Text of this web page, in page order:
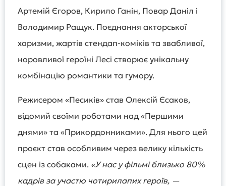
Артемій Єгоров, Кирило Ганін, Повар Даніл і
Володимир Ращук. Поєднання акторської
харизми, жартів стендап-коміків та звабливої,
норовливої героїні Лесі створює унікальну
комбінацію романтики та гумору.
Режисером «Песиків» став Олексій Єсаков,
відомий своїми роботами над «Першими
днями» та «Прикордонниками». Для нього цей
проєкт став особливим через велику кількість
сцен із собаками. «У нас у фільмі близько 80%
кадрів за участю чотирилапих героїв, —